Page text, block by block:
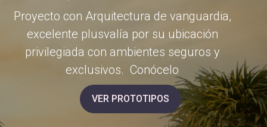
Proyecto con Arquitectura de vanguardia,
excelente plusvalía por su ubicación
privilegiada con ambientes seguros y
exclusivos. Conócelo
VER PROTOTIPOS